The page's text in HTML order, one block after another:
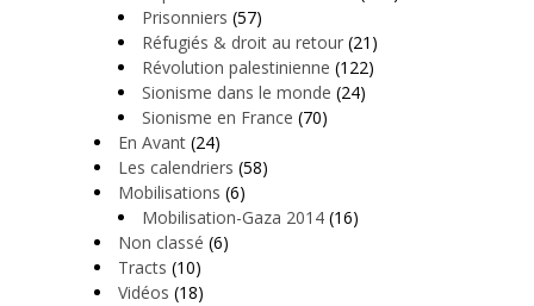
Prisonniers (57)
Réfugiés & droit au retour (21)
Révolution palestinienne (122)
Sionisme dans le monde (24)
Sionisme en France (70)
En Avant (24)
Les calendriers (58)
Mobilisations (6)
Mobilisation-Gaza 2014 (16)
Non classé (6)
Tracts (10)
Vidéos (18)